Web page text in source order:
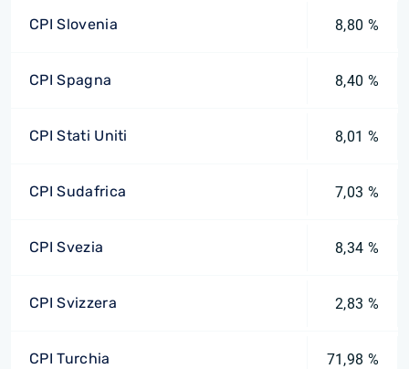
CPI Slovenia 8,80 %
CPI Spagna 8,40 %
CPI Stati Uniti 8,01 %
CPI Sudafrica 7,03 %
CPI Svezia 8,34 %
CPI Svizzera 2,83 %
CPI Turchia 71,98 %